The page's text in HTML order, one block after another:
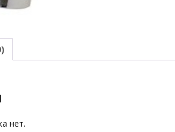
нет.